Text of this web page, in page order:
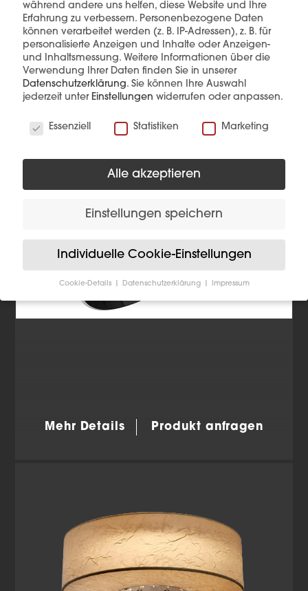
Diese Produkte könnten Sie auch
interessieren
Mehr Details Produkt anfragen
während andere uns helfen, diese Website und Ihre
Erfahrung zu verbessern. Personenbezogene Daten
können verarbeitet werden (z. B. IP-Adressen), z. B. für
personalisierte Anzeigen und Inhalte oder Anzeigen-
und Inhaltsmessung. Weitere Informationen über die
Verwendung Ihrer Daten finden Sie in unserer
Datenschutzerklärung. Sie können Ihre Auswahl
jederzeit unter Einstellungen widerrufen oder anpassen.
Essenziell
Statistiken Marketing
Alle akzeptieren
Einstellungen speichern
Individuelle Cookie-Einstellungen
Cookie-Details Datenschutzerklärung Impressum
Datenschutzeinstellungen
Wenn Sie unter 16 Jahre alt sind und Ihre Zustimmung
personalisierte Anzeigen und Inhalte oder Anzeigen-
Weitere Informationen über die
Alle akzeptieren Einstellungen speichern
Zurück
Datenschutzeinstellungen